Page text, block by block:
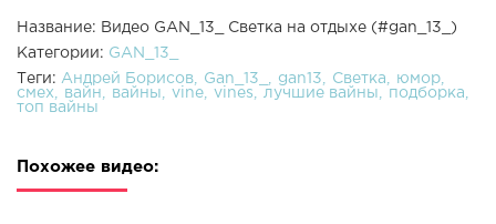
Название: Видео GAN_13_ Светка на отдыхе (#gan_13_)
Категории: GAN_13_
Теги: Андрей Борисов Gan_13_ gan13 Светка
юмор
смех
вайн вайны vine vines лучшие вайны
подборка
топ вайны
Похожее видео: